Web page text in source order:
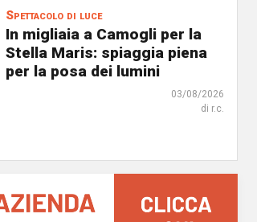
Spettacolo di luce
In migliaia a Camogli per la
Stella Maris: spiaggia piena
per la posa dei lumini
03/08/2026
di r.c.